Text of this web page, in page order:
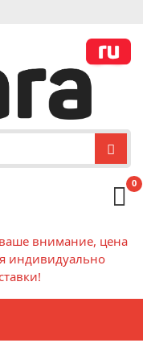
0
внимание, цена
индивидуально